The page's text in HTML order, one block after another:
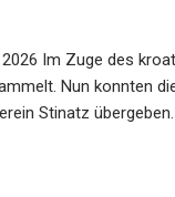
2026 Im Zuge des
Nun konnten
Stinatz